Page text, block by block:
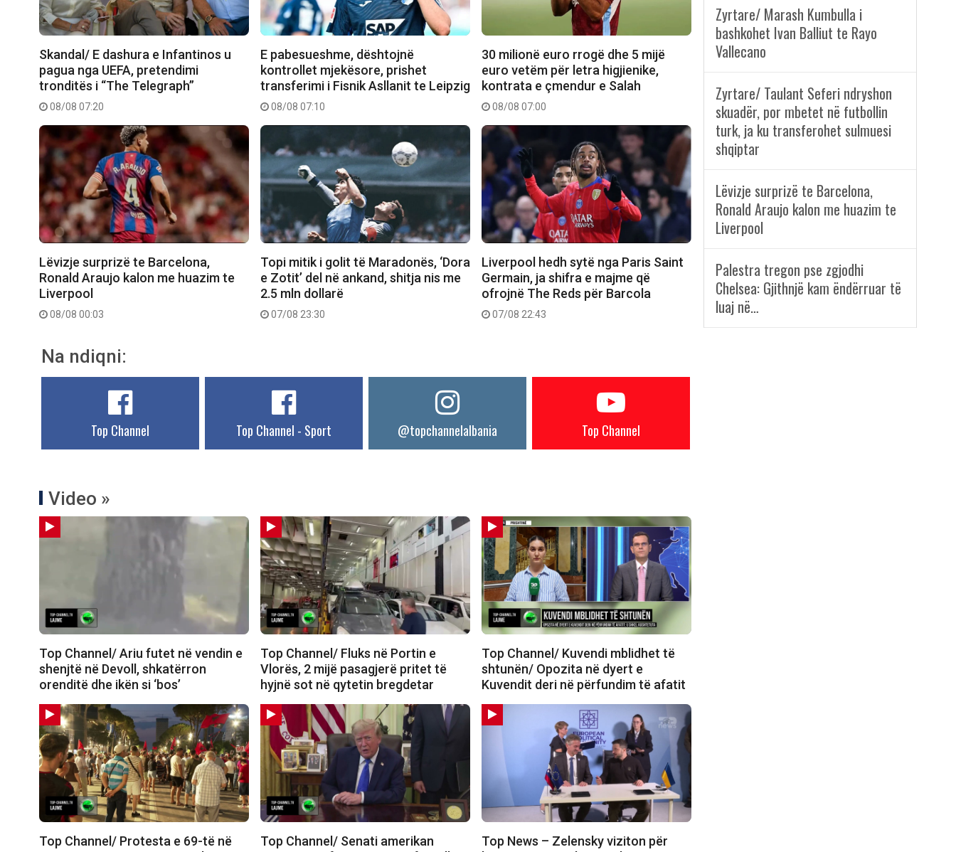
Skandal/ E dashura e Infantinos u
pagua nga UEFA, pretendimi
tronditës i “The Telegraph”
08/08 07:20
E pabesueshme, dështojnë
kontrollet mjekësore, prishet
transferimi i Fisnik Asllanit te Leipzig
08/08 07:10
30 milionë euro rrogë dhe 5 mijë
euro vetëm për letra higjienike,
kontrata e çmendur e Salah
08/08 07:00
Lëvizje surprizë te Barcelona,
Ronald Araujo kalon me huazim te
Liverpool
08/08 00:03
Topi mitik i golit të Maradonës, ‘Dora
e Zotit’ del në ankand, shitja nis me
2.5 mln dollarë
07/08 23:30
Liverpool hedh sytë nga Paris Saint
Germain, ja shifra e majme që
ofrojnë The Reds për Barcola
07/08 22:43
Na ndiqni:
Top Channel Top Channel - Sport @topchannelalbania Top Channel
Video »
Top Channel/ Ariu futet në vendin e
shenjtë në Devoll, shkatërron
orenditë dhe ikën si ‘bos’
Top Channel/ Fluks në Portin e
Vlorës, 2 mijë pasagjerë pritet të
hyjnë sot në qytetin bregdetar
Top Channel/ Kuvendi mblidhet të
shtunën/ Opozita në dyert e
Kuvendit deri në përfundim të afatit
Top Channel/ Protesta e 69-të në
Top Channel/ Senati amerikan
Top News – Zelensky viziton për
Zyrtare/ Marash Kumbulla i
bashkohet Ivan Balliut te Rayo
Vallecano
Zyrtare/ Taulant Seferi ndryshon
skuadër, por mbetet në futbollin
turk, ja ku transferohet sulmuesi
shqiptar
Lëvizje surprizë te Barcelona,
Ronald Araujo kalon me huazim te
Liverpool
Palestra tregon pse zgjodhi
Chelsea: Gjithnjë kam ëndërruar të
luaj në…